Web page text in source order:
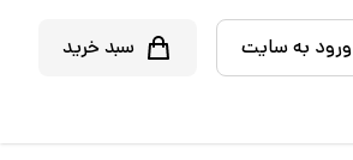
ورود به سایت سبد خرید